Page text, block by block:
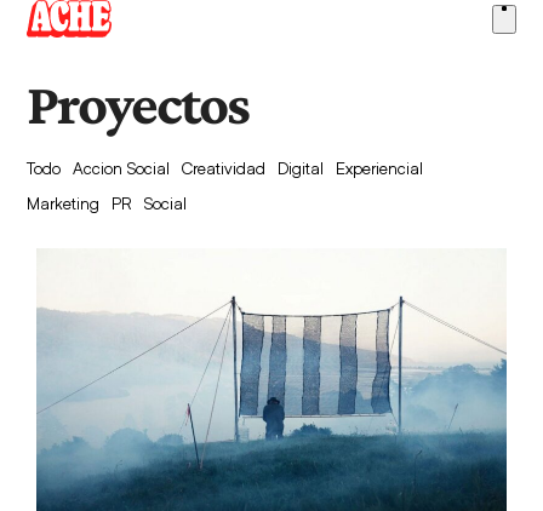
Skip
Proyectos
Todo Accion Social Creatividad Digital
Experiencial
Marketing
PR Social